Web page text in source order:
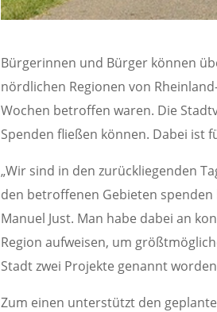
Bürgerinnen und Bürger können
nördlichen Regionen von
Wochen betroffen waren. Die
Spenden fließen können. Dabei ist
„Wir sind in den zurückliegenden
den betroffenen Gebieten
Manuel Just. Man habe dabei an
Region aufweisen, um
Stadt zwei Projekte genannt
Zum einen unterstützt den